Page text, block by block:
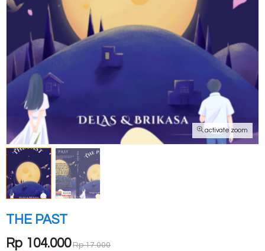
activate zoom
THE PAST
Rp 104.000 Rp 17.000